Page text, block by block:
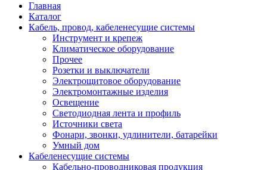
Главная
Каталог
Кабель, провод, кабеленесущие системы
Инструмент и крепеж
Климатическое оборудование
Прочее
Розетки и выключатели
Электрощитовое оборудование
Электромонтажные изделия
Освещение
Светодиодная лента и профиль
Источники света
Фонари, звонки, удлинители, батарейки
Умный дом
Кабеленесущие системы
Кабельно-проводниковая продукция